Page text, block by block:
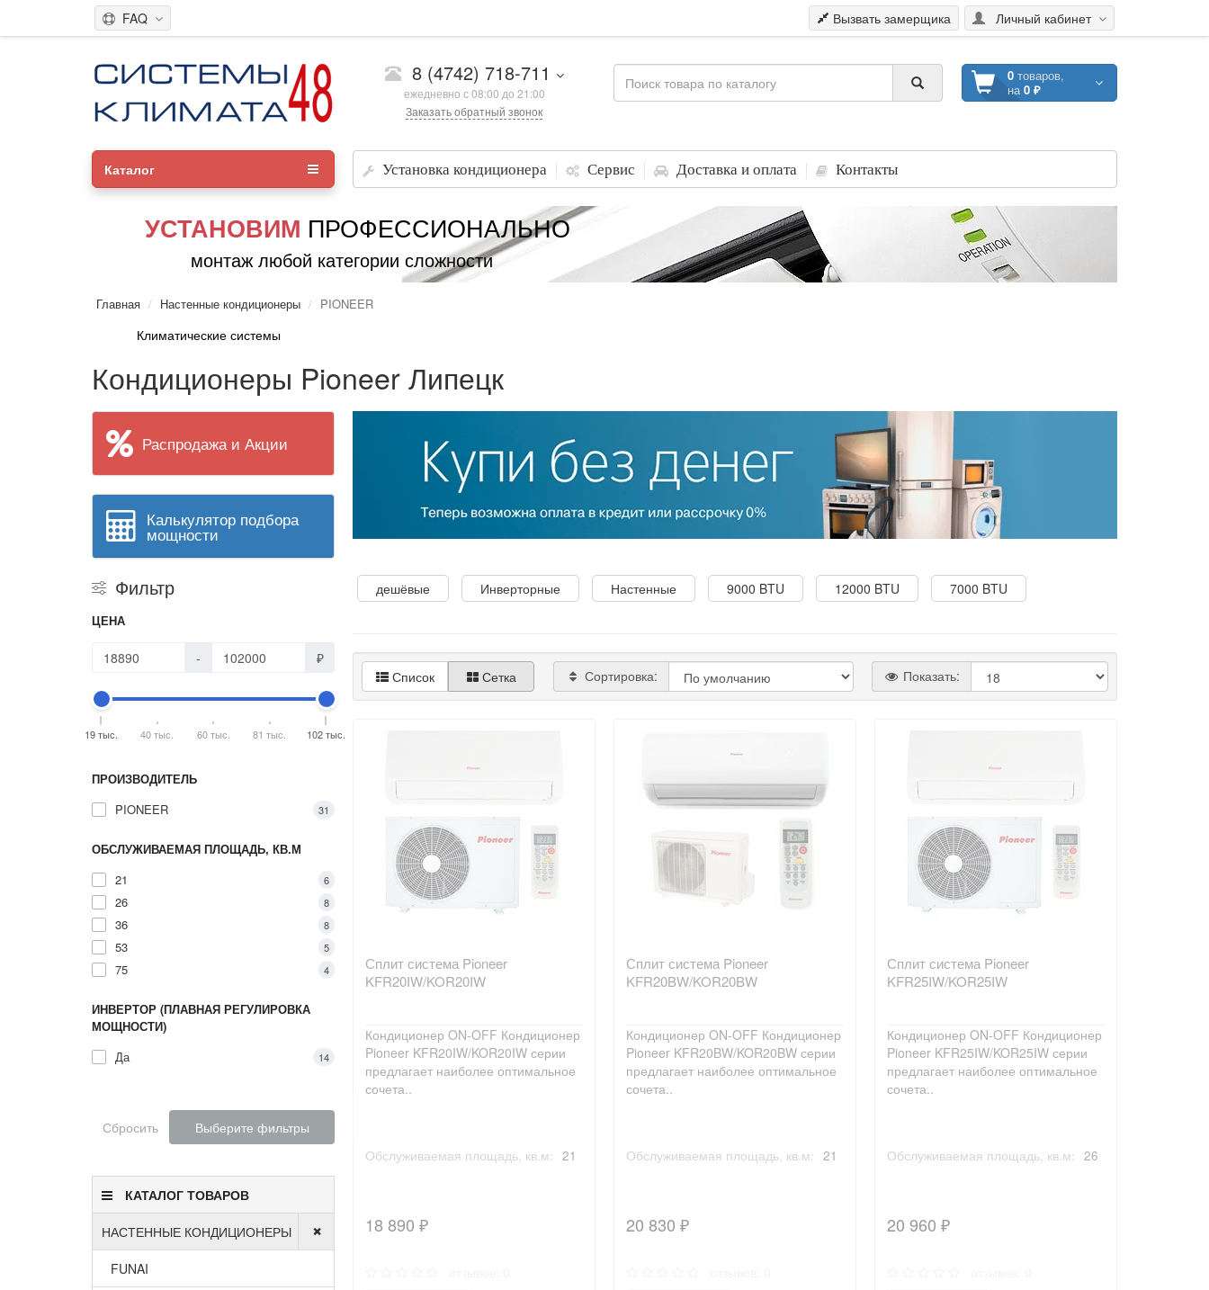
Личный кабинет
FAQ Вызвать замерщика
8 (4742) 718-711
ежедневно с 08:00 до 21:00
Заказать обратный звонок
0товаров,
на0 ₽
Установка кондиционера Сервис Доставка и оплата Контакты
Каталог
УСТАНОВИМ ПРОФЕССИОНАЛЬНО
монтаж любой категории сложности
Главная Настенные кондиционеры PIONEER
Климатические системы
Кондиционеры Pioneer Липецк
Распродажа и Акции
Калькулятор подбора
мощности
Фильтр
ЦЕНА
- ₽
19 тыс. 40 тыс. 60 тыс. 81 тыс. 102 тыс.
ПРОИЗВОДИТЕЛЬ
PIONEER
31
ОБСЛУЖИВАЕМАЯ ПЛОЩАДЬ, КВ.М
21
6
26 8
36 8
53 5
75 4
ИНВЕРТОР (ПЛАВНАЯ РЕГУЛИРОВКА
МОЩНОСТИ)
Да
14
Сбросить Выберите фильтры
КАТАЛОГ ТОВАРОВ
НАСТЕННЫЕ КОНДИЦИОНЕРЫ
FUNAI
дешёвые Инверторные Настенные 9000 BTU 12000 BTU 7000 BTU
Список Сетка Сортировка: Показать:
Сплит система Pioneer
KFR20IW/KOR20IW
Кондиционер ON-OFF Кондиционер
Pioneer KFR20IW/KOR20IW серии
предлагает наиболее оптимальное
сочета..
Обслуживаемая площадь, кв.м: 21
18 890 ₽
Сплит система Pioneer
KFR20BW/KOR20BW
Кондиционер ON-OFF Кондиционер
Pioneer KFR20BW/KOR20BW серии
предлагает наиболее оптимальное
сочета..
Обслуживаемая площадь, кв.м: 21
20 830 ₽
Сплит система Pioneer
KFR25IW/KOR25IW
Кондиционер ON-OFF Кондиционер
Pioneer KFR25IW/KOR25IW серии
предлагает наиболее оптимальное
сочета..
Обслуживаемая площадь, кв.м: 26
20 960 ₽